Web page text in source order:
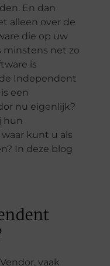
En dan
alleen over de
die op uw
minstens net zo
is
Independent
een
nu eigenlijk?
hun
kunt u als
In deze blog
vaak